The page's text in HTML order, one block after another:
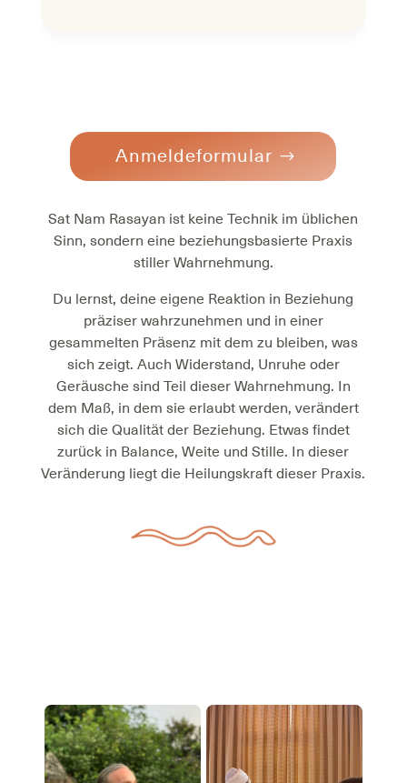
Anmeldeformular
Sat Nam Rasayan ist keine Technik im üblichen
Sinn, sondern eine beziehungsbasierte Praxis
stiller Wahrnehmung.
Du lernst, deine eigene Reaktion in Beziehung
präziser wahrzunehmen und in einer
gesammelten Präsenz mit dem zu bleiben, was
sich zeigt. Auch Widerstand, Unruhe oder
Geräusche sind Teil dieser Wahrnehmung. In
dem Maß, in dem sie erlaubt werden, verändert
sich die Qualität der Beziehung. Etwas findet
zurück in Balance, Weite und Stille. In dieser
Veränderung liegt die Heilungskraft dieser Praxis.